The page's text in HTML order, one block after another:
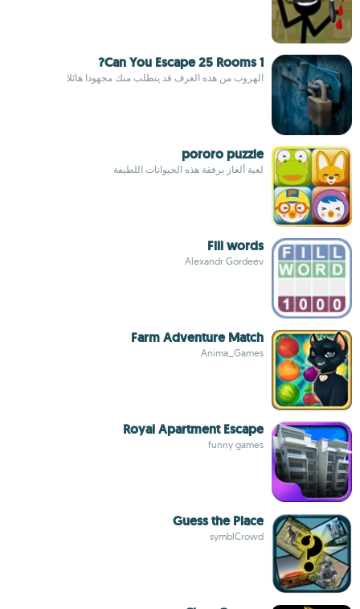
Can You Escape 25 Rooms 1?
الهروب من هذه الغرف قد يتطلب منك مجهودا هائلا
pororo puzzle
لعبة ألغاز برفقة هذه الحيوانات اللطيفة
Fill words
Alexandr Gordeev
Farm Adventure Match
Anima_Games
Royal Apartment Escape
funny games
Guess the Place
symblCrowd